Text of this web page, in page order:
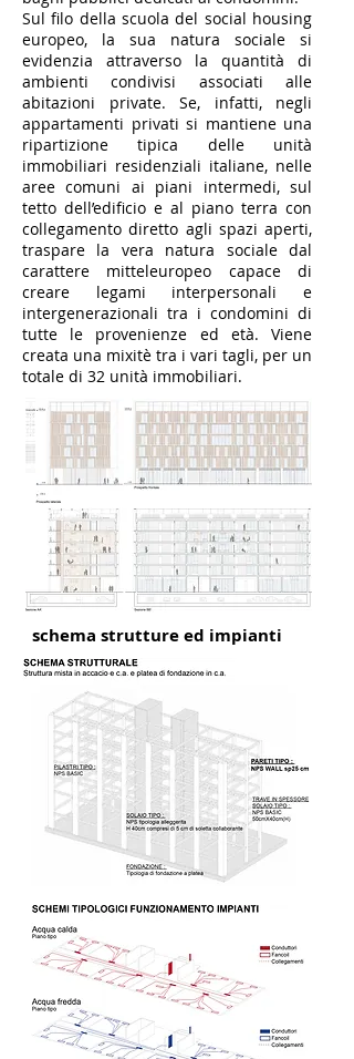
Sul filo della scuola del social housing
europeo, la sua natura sociale si
evidenzia attraverso la quantità di
ambienti condivisi associati alle
abitazioni private. Se, infatti, negli
appartamenti privati si mantiene una
ripartizione tipica delle unità
immobiliari residenziali italiane, nelle
aree comuni ai piani intermedi, sul
tetto dell’edificio e al piano terra con
collegamento diretto agli spazi aperti,
traspare la vera natura sociale dal
carattere mitteleuropeo capace di
creare legami interpersonali e
intergenerazionali tra i condomini di
tutte le provenienze ed età. Viene
creata una mixitè tra i vari tagli, per un
totale di 32 unità immobiliari.
schema strutture ed impianti